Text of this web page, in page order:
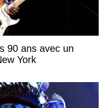
90 ans avec un
York